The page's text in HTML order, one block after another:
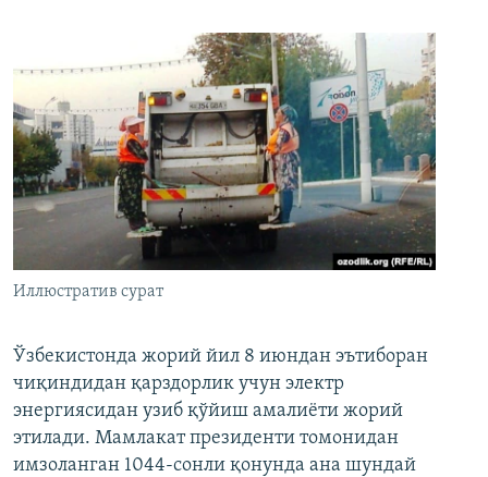
Иллюстратив сурат
Ўзбекистонда жорий йил 8 июндан эътиборан
чиқиндидан қарздорлик учун электр
энергиясидан узиб қўйиш амалиёти жорий
этилади. Мамлакат президенти томонидан
имзоланган 1044-сонли қонунда ана шундай